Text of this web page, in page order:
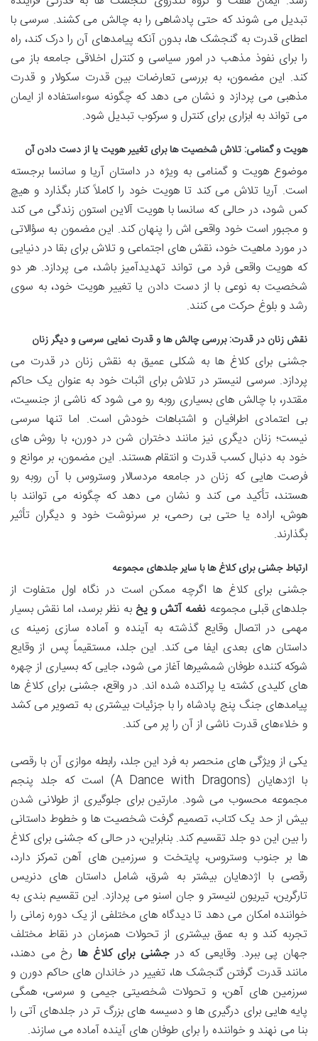
تبدیل می شوند که حتی پادشاهی را به چالش می کشند. سرسی با
اعطای قدرت به گنجشک ها، بدون آنکه پیامدهای آن را درک کند، راه
را برای نفوذ مذهب در امور سیاسی و کنترل اخلاقی جامعه باز می
کند. این مضمون، به بررسی تعارضات بین قدرت سکولار و قدرت
مذهبی می پردازد و نشان می دهد که چگونه سوءاستفاده از ایمان
می تواند به ابزاری برای کنترل و سرکوب تبدیل شود.
هویت و گمنامی: تلاش شخصیت ها برای تغییر هویت یا از دست دادن آن
موضوع هویت و گمنامی به ویژه در داستان آریا و سانسا برجسته
است. آریا تلاش می کند تا هویت خود را کاملاً کنار بگذارد و هیچ
کس شود، در حالی که سانسا با هویت آلاین استون زندگی می کند
و مجبور است خود واقعی اش را پنهان کند. این مضمون به سؤالاتی
در مورد ماهیت خود، نقش های اجتماعی و تلاش برای بقا در دنیایی
که هویت واقعی فرد می تواند تهدیدآمیز باشد، می پردازد. هر دو
شخصیت به نوعی با از دست دادن یا تغییر هویت خود، به سوی
رشد و بلوغ حرکت می کنند.
نقش زنان در قدرت: بررسی چالش ها و قدرت نمایی سرسی و دیگر زنان
جشنی برای کلاغ ها به شکلی عمیق به نقش زنان در قدرت می
پردازد. سرسی لنیستر در تلاش برای اثبات خود به عنوان یک حاکم
مقتدر، با چالش های بسیاری روبه رو می شود که ناشی از جنسیت،
بی اعتمادی اطرافیان و اشتباهات خودش است. اما تنها سرسی
نیست؛ زنان دیگری نیز مانند دختران شن در دورن، با روش های
خود به دنبال کسب قدرت و انتقام هستند. این مضمون، بر موانع و
فرصت هایی که زنان در جامعه مردسالار وستروس با آن روبه رو
هستند، تأکید می کند و نشان می دهد که چگونه می توانند با
هوش، اراده یا حتی بی رحمی، بر سرنوشت خود و دیگران تأثیر
بگذارند.
ارتباطجشنی برای کلاغ هابا سایر جلدهای مجموعه
جشنی برای کلاغ ها اگرچه ممکن است در نگاه اول متفاوت از
جلدهای قبلی مجموعه نغمه آتش و یخ به نظر برسد، اما نقش بسیار
مهمی در اتصال وقایع گذشته به آینده و آماده سازی زمینه ی
داستان های بعدی ایفا می کند. این جلد، مستقیماً پس از وقایع
شوکه کننده طوفان شمشیرها آغاز می شود، جایی که بسیاری از چهره
های کلیدی کشته یا پراکنده شده اند. در واقع، جشنی برای کلاغ ها
پیامدهای جنگ پنج پادشاه را با جزئیات بیشتری به تصویر می کشد
و خلاءهای قدرت ناشی از آن را پر می کند.
یکی از ویژگی های منحصر به فرد این جلد، رابطه موازی آن با رقصی
با اژدهایان (A Dance with Dragons) است که جلد پنجم
مجموعه محسوب می شود. مارتین برای جلوگیری از طولانی شدن
بیش از حد یک کتاب، تصمیم گرفت شخصیت ها و خطوط داستانی
را بین این دو جلد تقسیم کند. بنابراین، در حالی که جشنی برای کلاغ
ها بر جنوب وستروس، پایتخت و سرزمین های آهن تمرکز دارد،
رقصی با اژدهایان بیشتر به شرق، شامل داستان های دنریس
تارگرین، تیریون لنیستر و جان اسنو می پردازد. این تقسیم بندی به
خواننده امکان می دهد تا دیدگاه های مختلفی از یک دوره زمانی را
تجربه کند و به عمق بیشتری از تحولات همزمان در نقاط مختلف
جهان پی ببرد. وقایعی که در جشنی برای کلاغ ها رخ می دهند،
مانند قدرت گرفتن گنجشک ها، تغییر در خاندان های حاکم دورن و
سرزمین های آهن، و تحولات شخصیتی جیمی و سرسی، همگی
پایه هایی برای درگیری ها و دسیسه های بزرگ تر در جلدهای آتی را
بنا می نهند و خواننده را برای طوفان های آینده آماده می سازند.